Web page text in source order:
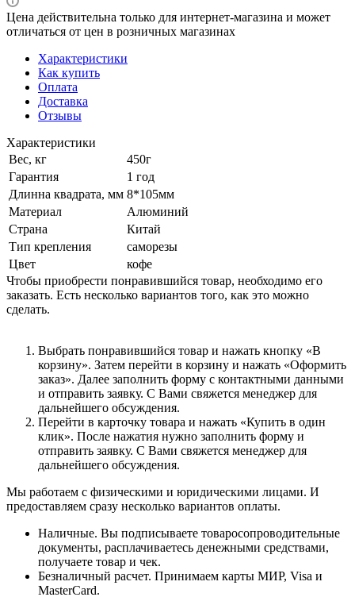
Цена действительна только для интернет-магазина и может
отличаться от цен в розничных магазинах
Характеристики
Как купить
Оплата
Доставка
Отзывы
Характеристики
Вес, кг
450г
Гарантия
1 год
Длинна квадрата, мм 8*105мм
Материал
Алюминий
Страна
Китай
Тип крепления
саморезы
Цвет
кофе
Чтобы приобрести понравившийся товар, необходимо его
заказать. Есть несколько вариантов того, как это можно
сделать.
Выбрать понравившийся товар и нажать кнопку «В
корзину». Затем перейти в корзину и нажать «Оформить
заказ». Далее заполнить форму с контактными данными
и отправить заявку. С Вами свяжется менеджер для
дальнейшего обсуждения.
Перейти в карточку товара и нажать «Купить в один
клик». После нажатия нужно заполнить форму и
отправить заявку. С Вами свяжется менеджер для
дальнейшего обсуждения.
Мы работаем с физическими и юридическими лицами. И
предоставляем сразу несколько вариантов оплаты.
Наличные. Вы подписываете товаросопроводительные
документы, расплачиваетесь денежными средствами,
получаете товар и чек.
Безналичный расчет. Принимаем карты МИР, Visa и
MasterCard.